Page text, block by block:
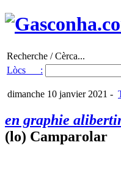
Recherche / Cèrca...
Lòcs :
dimanche 10 janvier 2021 -
en graphie
(lo) Camparolar